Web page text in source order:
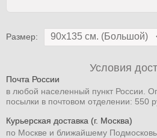
Размер:
Условия
Почта России
в любой населенный пункт России.
посылки в почтовом отделении: 550
Курьерская доставка (г. Москва)
по Москве и ближайшему